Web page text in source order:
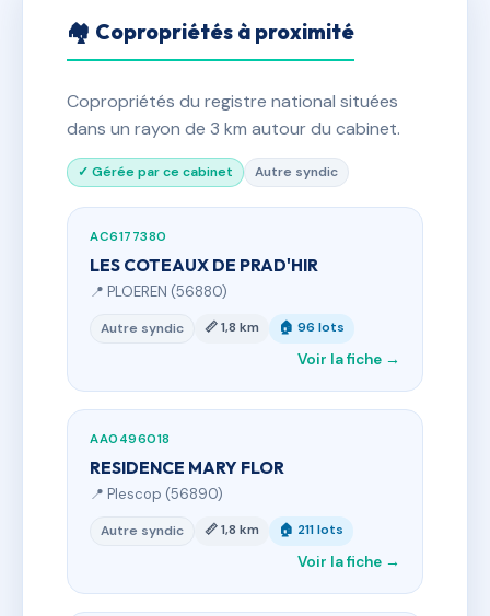
🏘 Copropriétés à proximité
Copropriétés du registre national situées
dans un rayon de 3 km autour du cabinet.
✓ Gérée par ce cabinet Autre syndic
AC6177380
LES COTEAUX DE PRAD'HIR
📍 PLOEREN (56880)
Autre syndic 📏 1,8 km 🏠 96 lots
Voir la fiche →
AA0496018
RESIDENCE MARY FLOR
📍 Plescop (56890)
Autre syndic 📏 1,8 km 🏠 211 lots
Voir la fiche →